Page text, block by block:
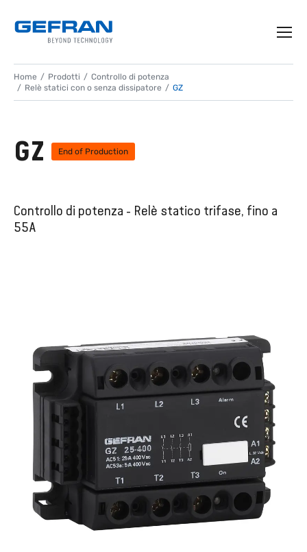
Home Prodotti
Controllo di potenza
Relè statici con o senza dissipatore
GZ
GZ End of Production
Controllo di potenza - Relè statico trifase, fino a
55A